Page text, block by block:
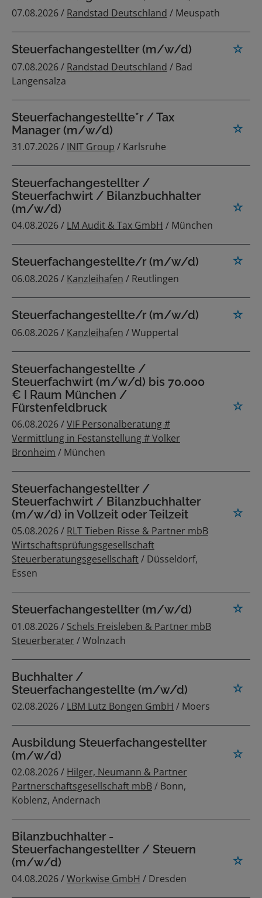
07.08.2026 / Randstad Deutschland / Meuspath
Steuerfachangestellter (m/w/d)
07.08.2026 / Randstad Deutschland / Bad
Langensalza
Steuerfachangestellte*r / Tax
Manager (m/w/d)
31.07.2026 / INIT Group / Karlsruhe
Steuerfachangestellter /
Steuerfachwirt / Bilanzbuchhalter
(m/w/d)
04.08.2026 / LM Audit & Tax GmbH / München
Steuerfachangestellte/r (m/w/d)
06.08.2026 / Kanzleihafen / Reutlingen
Steuerfachangestellte/r (m/w/d)
06.08.2026 / Kanzleihafen / Wuppertal
Steuerfachangestellte /
Steuerfachwirt (m/w/d) bis 70.000
€ I Raum München /
Fürstenfeldbruck
06.08.2026 /VIF Personalberatung #
Vermittlung in Festanstellung # Volker
Bronheim / München
Steuerfachangestellter /
Steuerfachwirt / Bilanzbuchhalter
(m/w/d) in Vollzeit oder Teilzeit
05.08.2026 / RLT Tieben Risse & Partner mbB
Wirtschaftsprüfungsgesellschaft
Steuerberatungsgesellschaft/ Düsseldorf,
Essen
Steuerfachangestellter (m/w/d)
01.08.2026 / Schels Freisleben & Partner mbB
Steuerberater / Wolnzach
Buchhalter /
Steuerfachangestellte (m/w/d)
02.08.2026 / LBM Lutz Bongen GmbH / Moers
Ausbildung Steuerfachangestellter
(m/w/d)
02.08.2026 / Hilger, Neumann & Partner
Partnerschaftsgesellschaft mbB/ Bonn,
Koblenz, Andernach
Bilanzbuchhalter -
Steuerfachangestellter / Steuern
(m/w/d)
04.08.2026 /Workwise GmbH / Dresden